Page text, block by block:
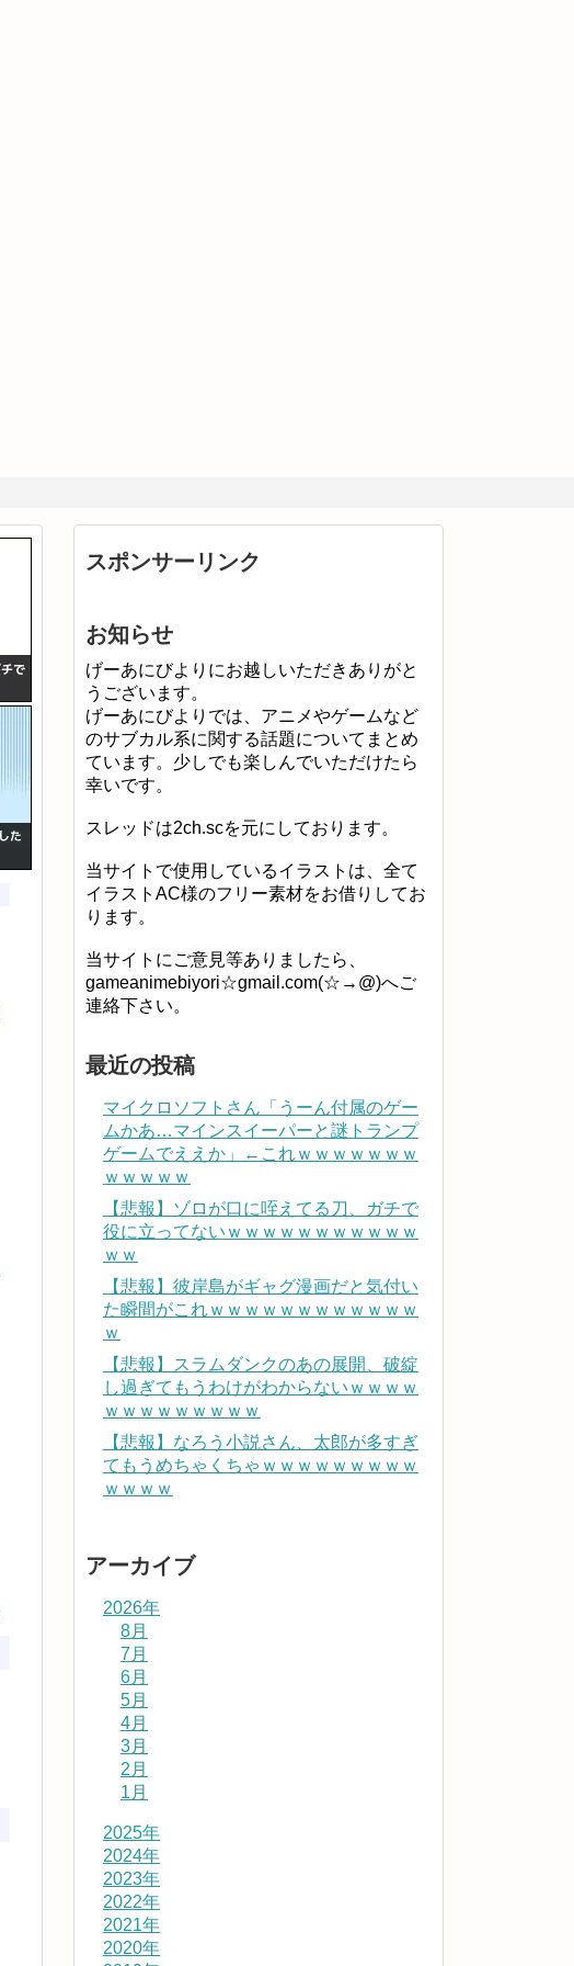
スポンサーリンク
お知らせ
げーあにびよりにお越しいただきありがと
うございます。
げーあにびよりでは、アニメやゲームなど
のサブカル系に関する話題についてまとめ
ています。少しでも楽しんでいただけたら
幸いです。
スレッドは2ch.scを元にしております。
当サイトで使用しているイラストは、全て
イラストAC様のフリー素材をお借りしてお
ります。
当サイトにご意見等ありましたら、
gameanimebiyori☆gmail.com(☆→@)へご
連絡下さい。
最近の投稿
マイクロソフトさん「うーん付属のゲー
ムかあ…マインスイーパーと謎トランプ
ゲームでええか」←これｗｗｗｗｗｗｗ
ｗｗｗｗｗ
【悲報】ゾロが口に咥えてる刀、ガチで
役に立ってないｗｗｗｗｗｗｗｗｗｗｗ
ｗｗ
【悲報】彼岸島がギャグ漫画だと気付い
た瞬間がこれｗｗｗｗｗｗｗｗｗｗｗｗ
ｗ
【悲報】スラムダンクのあの展開、破綻
し過ぎてもうわけがわからないｗｗｗｗ
ｗｗｗｗｗｗｗｗｗ
【悲報】なろう小説さん、太郎が多すぎ
てもうめちゃくちゃｗｗｗｗｗｗｗｗｗ
ｗｗｗｗ
アーカイブ
2026年
8月
7月
6月
5月
4月
3月
2月
1月
2025年
2024年
2023年
2022年
2021年
2020年